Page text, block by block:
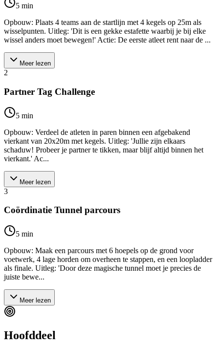
5 min
Opbouw: Plaats 4 teams aan de startlijn met 4 kegels op 25m als
wisselpunten. Uitleg: 'Dit is een gekke estafette waarbij je bij elke
wissel anders moet bewegen!' Actie: De eerste atleet rent naar de ...
Meer lezen
2
Partner Tag Challenge
5 min
Opbouw: Verdeel de atleten in paren binnen een afgebakend
vierkant van 20x20m met kegels. Uitleg: 'Jullie zijn elkaars
schaduw! Probeer je partner te tikken, maar blijf altijd binnen het
vierkant.' Ac...
Meer lezen
3
Coördinatie Tunnel parcours
5 min
Opbouw: Maak een parcours met 6 hoepels op de grond voor
voetwerk, 4 lage horden om overheen te stappen, en een loopladder
als finale. Uitleg: 'Door deze magische tunnel moet je precies de
juiste bewe...
Meer lezen
Hoofddeel